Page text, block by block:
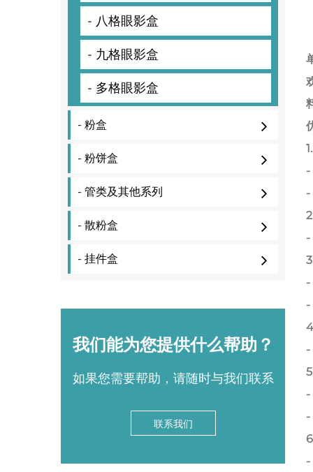
- 八格眼影盒
- 九格眼影盒
- 多格眼影盒
- 粉盒
- 粉饼盒
- 管类及其他系列
- 散粉盒
- 挂件盒
我们能为您提供什么帮助？
如果您需要帮助，请随时与我们联系
联系我们
-
-
-
-
-
-
-
-
-